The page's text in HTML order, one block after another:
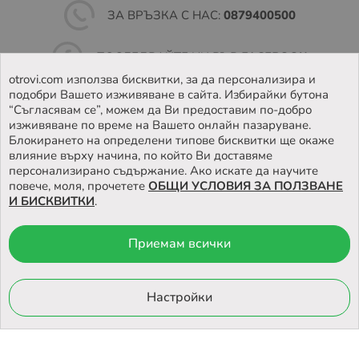
ЗА ВРЪЗКА С НАС: 0879400500
ПОСЛЕДВАЙТЕ НИ ВЪВFACEBOOK
НАМЕРЕТЕ НАШИЯТ МАГАЗИН
© 2026 Otrovi.com. Всички права запазени ™ |Карта на сайта
Онлайн магазин
otrovi.com използва бисквитки, за да персонализира и
подобри Вашето изживяване в сайта. Избирайки бутона
“Съгласявам се”, можем да Ви предоставим по-добро
изживяване по време на Вашето онлайн пазаруване.
Блокирането на определени типове бисквитки ще окаже
влияние върху начина, по който Ви доставяме
персонализирано съдържание. Ако искате да научите
повече, моля, прочетете ОБЩИ УСЛОВИЯ ЗА ПОЛЗВАНЕ
И БИСКВИТКИ.
Приемам всички
Настройки